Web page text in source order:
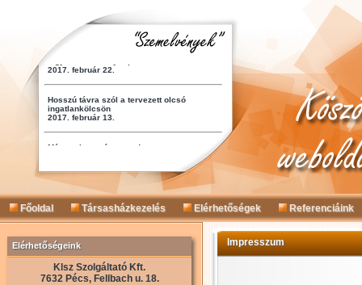
Főoldal Társasházkezelés Elérhetőségek Referenciáink
Elérhetőségeink
Klsz Szolgáltató Kft.
7632 Pécs, Fellbach u. 18.
Impresszum